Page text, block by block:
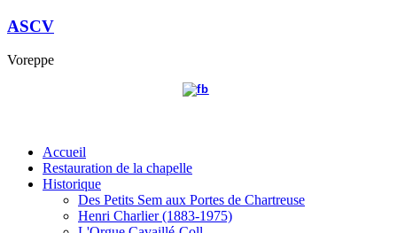
ASCV
Voreppe
Accueil
Restauration de la chapelle
Historique
Des Petits Sem aux Portes de Chartreuse
Henri Charlier (1883-1975)